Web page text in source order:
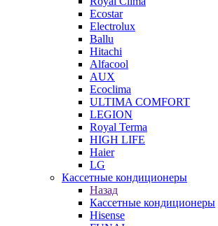
Ecostar
Electrolux
Ballu
Hitachi
Alfacool
AUX
Ecoclima
ULTIMA COMFORT
LEGION
Royal Terma
HIGH LIFE
Haier
LG
Кассетные кондиционеры
Назад
Кассетные кондиционеры
Hisense